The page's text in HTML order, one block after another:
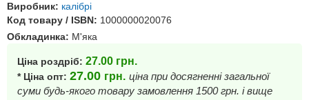
Виробник: калібрі
Код товару / ISBN: 1000000020076
Обкладинка: М'яка
Ціна роздріб: 27.00 грн.
* Ціна опт: 27.00 грн. ціна при досягненні загальної
суми будь-якого товару замовлення 1500 грн. і вище